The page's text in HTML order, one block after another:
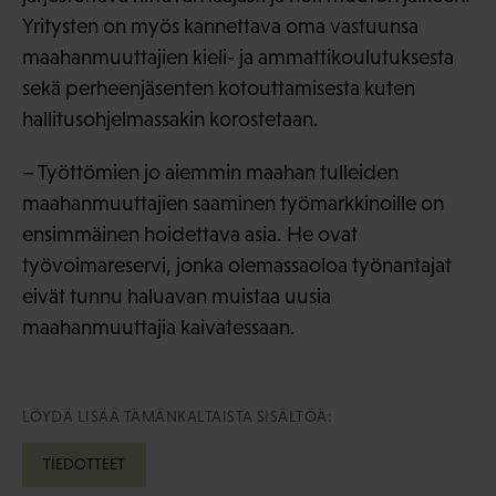
Yritysten on myös kannettava oma vastuunsa
maahanmuuttajien kieli- ja ammattikoulutuksesta
sekä perheenjäsenten kotouttamisesta kuten
hallitusohjelmassakin korostetaan.
– Työttömien jo aiemmin maahan tulleiden
maahanmuuttajien saaminen työmarkkinoille on
ensimmäinen hoidettava asia. He ovat
työvoimareservi, jonka olemassaoloa työnantajat
eivät tunnu haluavan muistaa uusia
maahanmuuttajia kaivatessaan.
LÖYDÄ LISÄÄ TÄMÄNKALTAISTA SISÄLTÖÄ:
TIEDOTTEET